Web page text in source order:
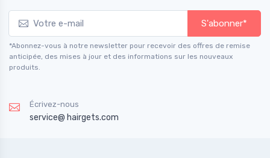
S'abonner*
*Abonnez-vous à notre newsletter pour recevoir des offres de remise
anticipée, des mises à jour et des informations sur les nouveaux
produits.
Écrivez-nous
service@ hairgets.com